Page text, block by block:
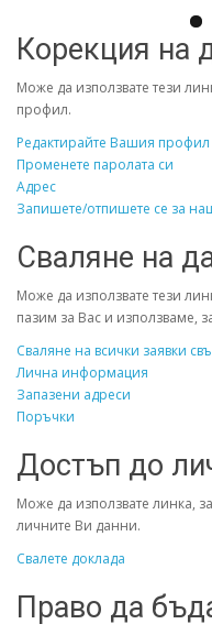
Корекция на
Може да използвате тези
профил.
Редактирайте Вашия профил
Променете паролата си
Адрес
Запишете/отпишете се за
Сваляне на
Може да използвате тези
пазим за Вас и използваме,
Сваляне на всички заявки
Лична информация
Запазени адреси
Поръчки
Достъп до
Може да използвате линка,
личните Ви данни.
Свалете доклада
Право да